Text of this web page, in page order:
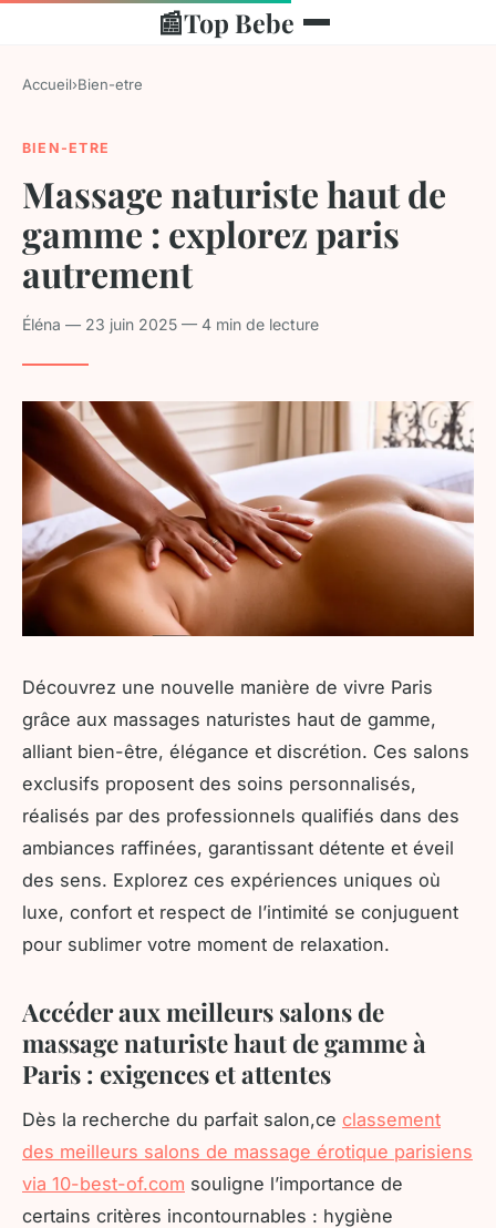
📰Top Bebe
Accueil›Bien-etre
BIEN-ETRE
Massage naturiste haut de
gamme : explorez paris
autrement
Éléna — 23 juin 2025 — 4 min de lecture
Découvrez une nouvelle manière de vivre Paris
grâce aux massages naturistes haut de gamme,
alliant bien-être, élégance et discrétion. Ces salons
exclusifs proposent des soins personnalisés,
réalisés par des professionnels qualifiés dans des
ambiances raffinées, garantissant détente et éveil
des sens. Explorez ces expériences uniques où
luxe, confort et respect de l’intimité se conjuguent
pour sublimer votre moment de relaxation.
Accéder aux meilleurs salons de
massage naturiste haut de gamme à
Paris : exigences et attentes
Dès la recherche du parfait salon,ce classement
des meilleurs salons de massage érotique parisiens
via 10-best-of.com souligne l’importance de
certains critères incontournables : hygiène